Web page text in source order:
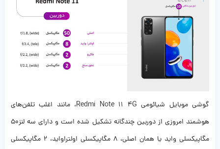
گوشی موبایل شیائومی Redmi Note 11 4G، مانند اغلب تلفن‌های
هوشمند امروزی از دوربین چندگانه تشکیل شده است و دارای سه لنز۵۰
مگاپیکسلی واید یا همان اصلی، ۸ مگاپیکسلی اولتراواید، ۲ مگاپیکسلی